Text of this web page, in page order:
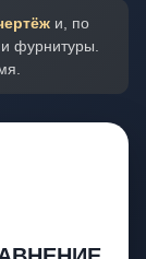
и, по
фурнитуры.